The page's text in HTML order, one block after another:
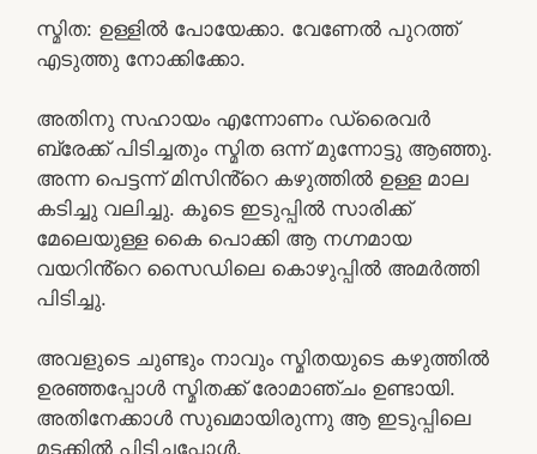
സ്മിത: ഉള്ളിൽ പോയേക്കാ. വേണേൽ പുറത്ത്
എടുത്തു നോക്കിക്കോ.
അതിനു സഹായം എന്നോണം ഡ്രൈവർ
ബ്രേക്ക് പിടിച്ചതും സ്മിത ഒന്ന് മുന്നോട്ടു ആഞ്ഞു.
അന്ന പെട്ടന്ന് മിസിൻ്റെ കഴുത്തിൽ ഉള്ള മാല
കടിച്ചു വലിച്ചു. കൂടെ ഇടുപ്പിൽ സാരിക്ക്
മേലെയുള്ള കൈ പൊക്കി ആ നഗ്നമായ
വയറിൻ്റെ സൈഡിലെ കൊഴുപ്പിൽ അമർത്തി
പിടിച്ചു.
അവളുടെ ചുണ്ടും നാവും സ്മിതയുടെ കഴുത്തിൽ
ഉരഞ്ഞപ്പോൾ സ്മിതക്ക് രോമാഞ്ചം ഉണ്ടായി.
അതിനേക്കാൾ സുഖമായിരുന്നു ആ ഇടുപ്പിലെ
മടക്കിൽ പിടിച്ചപ്പോൾ.